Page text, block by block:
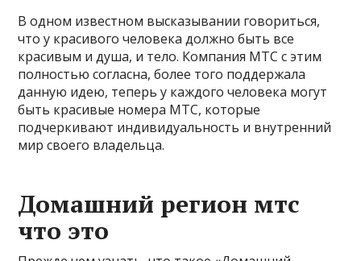
В одном известном высказывании говориться,
что у красивого человека должно быть все
красивым и душа, и тело. Компания МТС с этим
полностью согласна, более того поддержала
данную идею, теперь у каждого человека могут
быть красивые номера МТС, которые
подчеркивают индивидуальность и внутренний
мир своего владельца.
Домашний регион мтс
что это